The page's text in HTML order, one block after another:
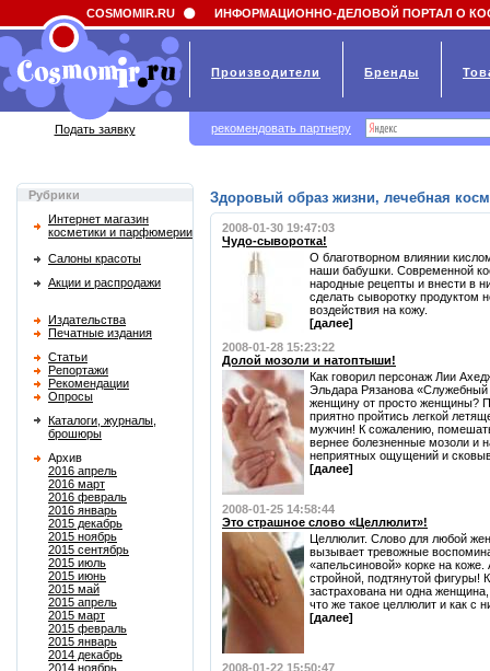
Field 'news_title' doesn't have a default value
Рубрики
Интернет магазин
косметики и парфюмерии
Салоны красоты
Акции и распродажи
Издательства
Печатные издания
Статьи
Репортажи
Рекомендации
Опросы
Каталоги, журналы,
брошюры
Архив
2016 апрель
2016 март
2016 февраль
2016 январь
2015 декабрь
2015 ноябрь
2015 сентябрь
2015 июль
2015 июнь
2015 май
2015 апрель
2015 март
2015 февраль
2015 январь
2014 декабрь
2014 ноябрь
Здоровый образ жизни, лечебная
2008-01-30 19:47:03
Чудо-сыворотка!
О благотворном влиянии
наши бабушки. Современной
народные рецепты и внести в
сделать сыворотку продуктом
воздействия на кожу.
[далее]
2008-01-28 15:23:22
Долой мозоли и натоптыши!
Как говорил персонаж Лии
Эльдара Рязанова
женщину от просто женщины?
приятно пройтись легкой
мужчин! К сожалению,
вернее болезненные мозоли и
неприятных ощущений и
[далее]
2008-01-25 14:58:44
Это страшное слово «Целлюлит»!
Целлюлит. Слово для любой
вызывает тревожные
«апельсиновой» корке на
стройной, подтянутой фигуры!
застрахована ни одна
что же такое целлюлит и как с
[далее]
2008-01-22 15:50:47
COSMOMIR.RU ИНФОРМАЦИОННО-ДЕЛОВОЙ ПОРТАЛ О
Производители Бренды
Подать заявку рекомендовать партнеру